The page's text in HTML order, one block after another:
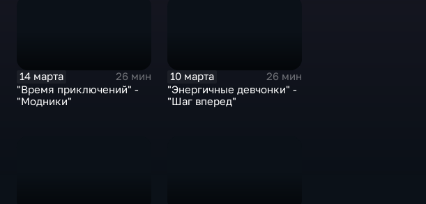
14 марта
26 мин
"Время приключений" -
"Модники"
10 марта
26 мин
"Энергичные девчонки" -
"Шаг вперед"